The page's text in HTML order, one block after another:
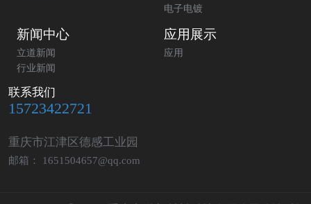
电子电镀
新闻中心
立道新闻
行业新闻
应用展示
应用
联系我们
15723422721
重庆市江津区德感工业园
邮箱： 1651504657@qq.com